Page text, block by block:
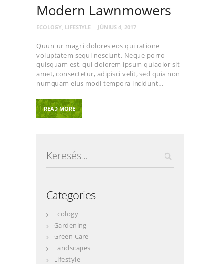
Modern Lawnmowers
ECOLOGY LIFESTYLE JÚNIUS 4, 2017
Quuntur magni dolores eos qui ratione
voluptatem sequi nesciunt. Neque porro
quisquam est, qui dolorem ipsum quiaolor sit
amet, consectetur, adipisci velit, sed quia non
numquam eius modi tempora incidunt…
READ MORE
Categories
Ecology
Gardening
Green Care
Landscapes
Lifestyle